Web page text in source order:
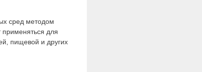
сред методом
применяться для
пищевой и других